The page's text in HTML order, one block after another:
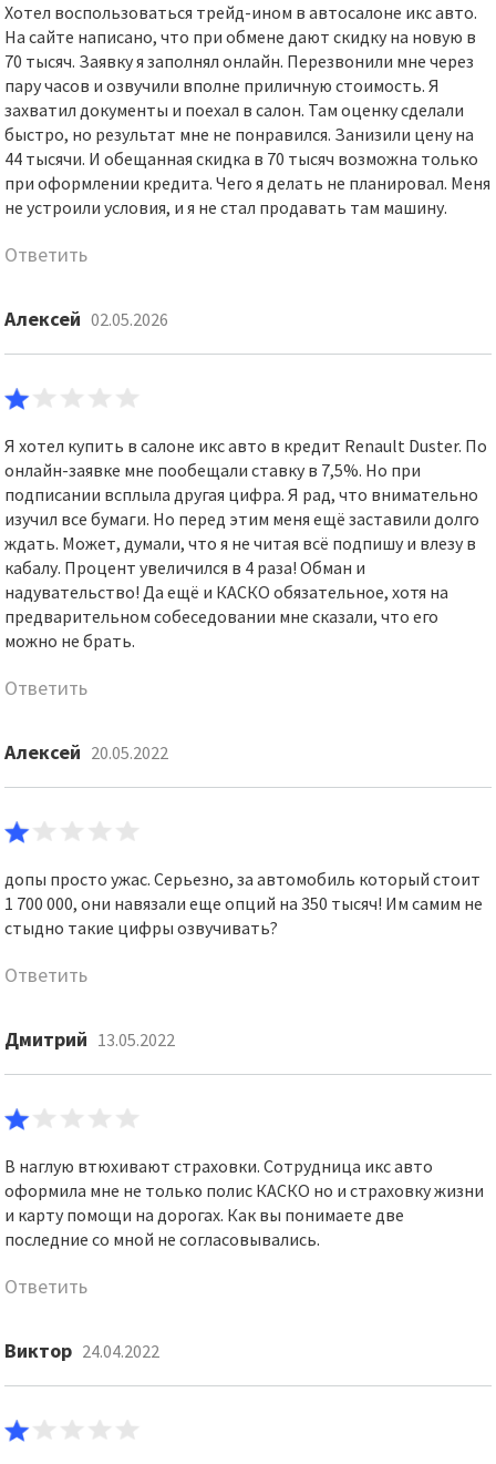
Хотел воспользоваться трейд-ином в автосалоне икс авто.
На сайте написано, что при обмене дают скидку на новую в
70 тысяч. Заявку я заполнял онлайн. Перезвонили мне через
пару часов и озвучили вполне приличную стоимость. Я
захватил документы и поехал в салон. Там оценку сделали
быстро, но результат мне не понравился. Занизили цену на
44 тысячи. И обещанная скидка в 70 тысяч возможна только
при оформлении кредита. Чего я делать не планировал. Меня
не устроили условия, и я не стал продавать там машину.
Ответить
Алексей 02.05.2026
Я хотел купить в салоне икс авто в кредит Renault Duster. По
онлайн-заявке мне пообещали ставку в 7,5%. Но при
подписании всплыла другая цифра. Я рад, что внимательно
изучил все бумаги. Но перед этим меня ещё заставили долго
ждать. Может, думали, что я не читая всё подпишу и влезу в
кабалу. Процент увеличился в 4 раза! Обман и
надувательство! Да ещё и КАСКО обязательное, хотя на
предварительном собеседовании мне сказали, что его
можно не брать.
Ответить
Алексей 20.05.2022
допы просто ужас. Серьезно, за автомобиль который стоит
1 700 000, они навязали еще опций на 350 тысяч! Им самим не
стыдно такие цифры озвучивать?
Ответить
Дмитрий 13.05.2022
В наглую втюхивают страховки. Сотрудница икс авто
оформила мне не только полис КАСКО но и страховку жизни
и карту помощи на дорогах. Как вы понимаете две
последние со мной не согласовывались.
Ответить
Виктор 24.04.2022